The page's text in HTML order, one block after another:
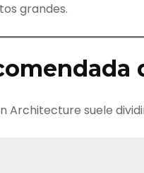
grandes.
Architecture suele